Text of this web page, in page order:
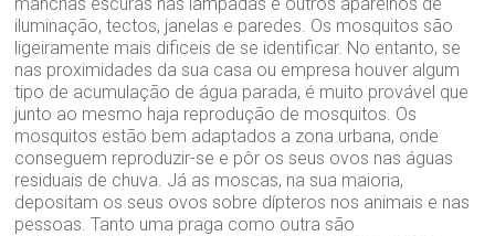
iluminação, tectos, janelas e paredes. Os mosquitos são
ligeiramente mais dificeis de se identificar. No entanto, se
nas proximidades da sua casa ou empresa houver algum
tipo de acumulação de água parada, é muito provável que
junto ao mesmo haja reprodução de mosquitos. Os
mosquitos estão bem adaptados a zona urbana, onde
conseguem reproduzir-se e pôr os seus ovos nas águas
residuais de chuva. Já as moscas, na sua maioria,
depositam os seus ovos sobre dípteros nos animais e nas
pessoas. Tanto uma praga como outra são